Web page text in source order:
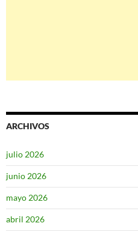
ARCHIVOS
julio 2026
junio 2026
mayo 2026
abril 2026